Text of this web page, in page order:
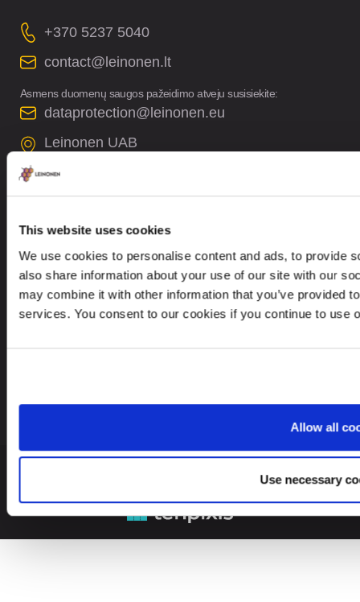
This website uses cookies
We use cookies to personalise content and ads, to provide
also share information about your use of our site with our
may combine it with other information that you’ve provided
services. You consent to our cookies if you continue to use
Allow all
Use necessary
+370 5237 5040
contact@leinonen.lt
Asmens duomenų saugos pažeidimo atveju susisiekite:
dataprotection@leinonen.eu
Leinonen UAB
Ieškote paslaugų kitoje šalyje?